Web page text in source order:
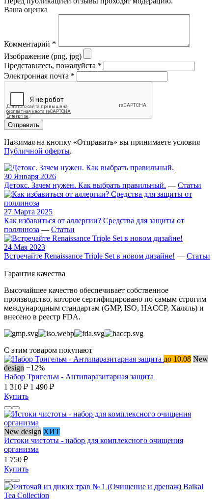
Ваша оценка
Комментарий *
Изображение (png, jpg)
Представьтесь, пожалуйста *
Электронная почта *
Отправить
Нажимая на кнопку «Отправить» вы принимаете условия
Публичной оферты.
30 Января 2026
Детокс. Зачем нужен. Как выбрать правильный. — Статьи
27 Марта 2025
Как избавиться от аллергии? Средства для защиты от
поллиноза — Статьи
24 Мая 2023
Встречайте Renaissance Triple Set в новом дизайне! — Статьи
Гарантия качества
Высочайшее качество обеспечивает собственное
производство, которое сертифицировано по самым строгим
международным стандартам (GMP, ISO, HACCP, Халяль) и
внесено в реестр FDA.
С этим товаром покупают
до 10.08 New
design −12%
Набор Тригельм - Антипаразитарная защита
1 310 ₽ 1 490 ₽
Купить
New design ХИТ
Истоки чистоты - набор для комплексного очищения
организма
1 750 ₽
Купить